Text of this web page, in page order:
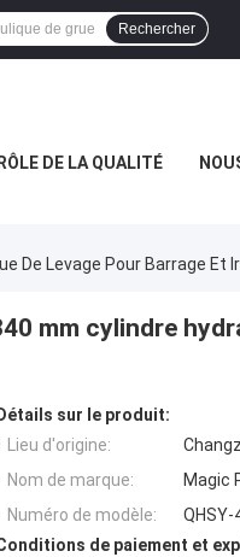
Rechercher
DE LA QUALITÉ
De Levage Pour Barrage Et
mm cylindre
Détails sur le produit:
Lieu d'origine:
Nom de marque:
Magic
Numéro de modèle:
QHSY-
de paiement et